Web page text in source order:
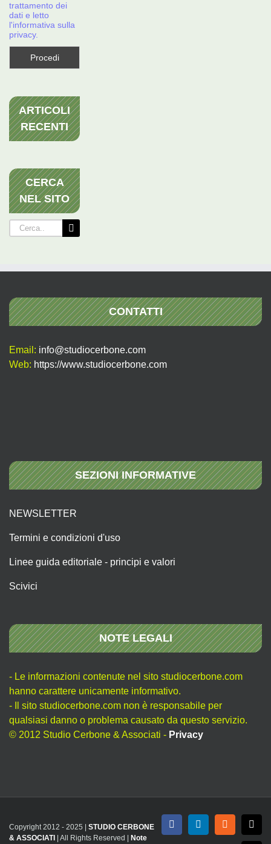
trattamento dei
dati e letto
l'informativa sulla
privacy.
ARTICOLI
RECENTI
CERCA
NEL SITO
Cerca
per:
CONTATTI
Email: info@studiocerbone.com
Web: https://www.studiocerbone.com
SEZIONI INFORMATIVE
NEWSLETTER
Termini e condizioni d'uso
Linee guida editoriale - principi e valori
Scivici
NOTE LEGALI
- Le informazioni contenute nel sito studiocerbone.com
hanno carattere unicamente informativo.
- Il sito studiocerbone.com non è responsabile per
qualsiasi danno o problema causato da questo servizio.
© 2012 Studio Cerbone & Associati - Privacy
Copyright 2012 - 2025 | STUDIO CERBONE
& ASSOCIATI
| All Rights Reserved | Note
FacebookLinkedInRss X